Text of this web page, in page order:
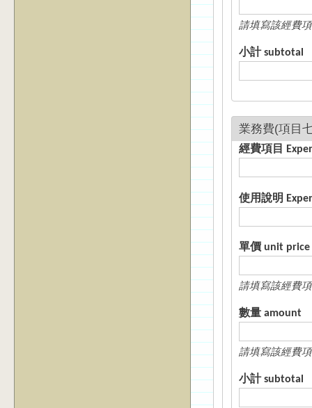
請填寫該經費
小計 subtotal
經費項
使用說明
單價 unit price
請填寫該經費
數量 amount
請填寫該經費
小計 subtotal